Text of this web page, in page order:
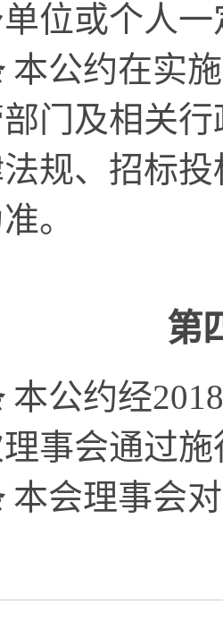
单位或个人
本公约在实
门及相关
规、招标
。
第
本公约经
事会通过施
本会理事会